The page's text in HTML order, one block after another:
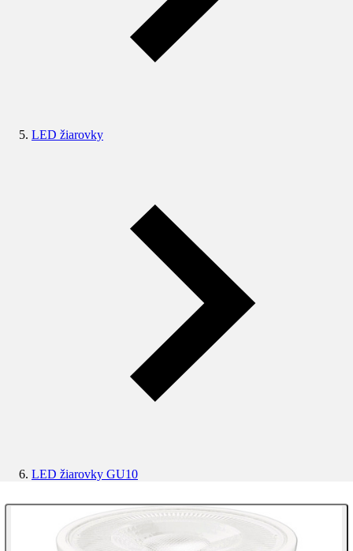
LED žiarovky
LED žiarovky GU10